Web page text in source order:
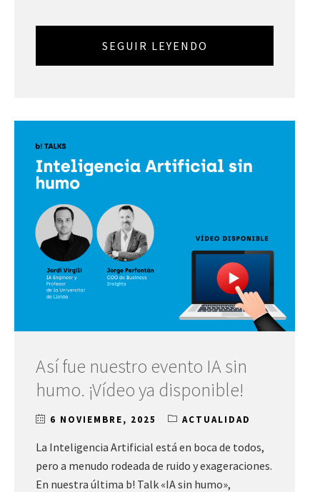
SEGUIR LEYENDO
Así fue nuestro evento IA sin
humo. ¡Vídeo ya disponible!
6 NOVIEMBRE, 2025 ACTUALIDAD
La Inteligencia Artificial está en boca de todos,
pero a menudo rodeada de ruido y exageraciones.
En nuestra última b! Talk «IA sin humo»,